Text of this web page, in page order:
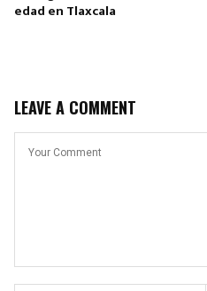
edad en Tlaxcala
LEAVE A COMMENT